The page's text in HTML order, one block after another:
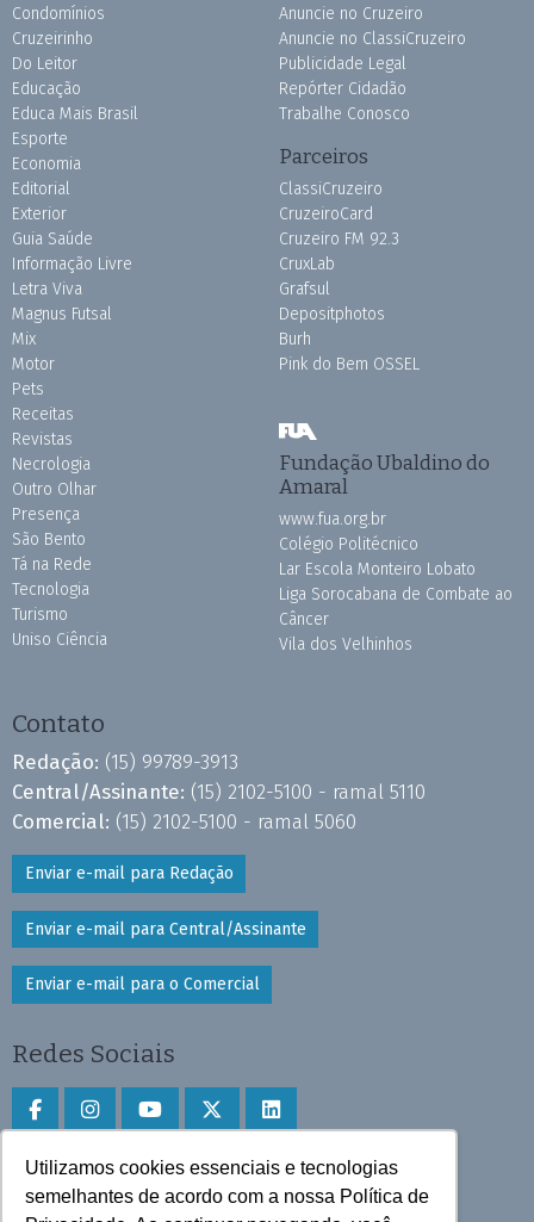
Utilizamos cookies essenciais e tecnologias
semelhantes de acordo com a nossa Política de
Condomínios
Cruzeirinho
Do Leitor
Educação
Educa Mais Brasil
Esporte
Economia
Editorial
Exterior
Guia Saúde
Informação Livre
Letra Viva
Magnus Futsal
Mix
Motor
Pets
Receitas
Revistas
Necrologia
Outro Olhar
Presença
São Bento
Tá na Rede
Tecnologia
Turismo
Uniso Ciência
Anuncie no Cruzeiro
Anuncie no ClassiCruzeiro
Publicidade Legal
Repórter Cidadão
Trabalhe Conosco
Parceiros
ClassiCruzeiro
CruzeiroCard
Cruzeiro FM 92.3
CruxLab
Grafsul
Depositphotos
Burh
Pink do Bem OSSEL
Fundação Ubaldino do
Amaral
www.fua.org.br
Colégio Politécnico
Lar Escola Monteiro Lobato
Liga Sorocabana de Combate ao
Câncer
Vila dos Velhinhos
Contato
Redação: (15) 99789-3913
Central/Assinante: (15) 2102-5100 - ramal 5110
Comercial: (15) 2102-5100 - ramal 5060
Enviar e-mail para Redação
Enviar e-mail para Central/Assinante
Enviar e-mail para o Comercial
Redes Sociais
Faça download do aplicativo